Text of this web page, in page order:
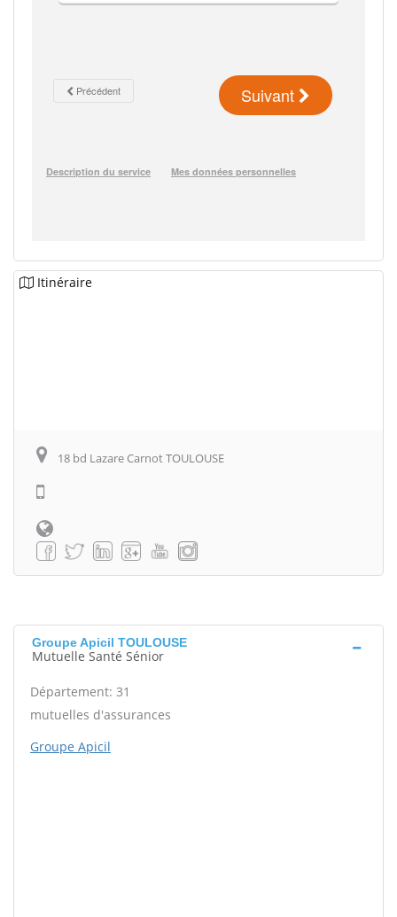
Itinéraire
18 bd Lazare Carnot TOULOUSE
Groupe Apicil TOULOUSE
Mutuelle Santé Sénior
Département: 31
mutuelles d'assurances
Groupe Apicil